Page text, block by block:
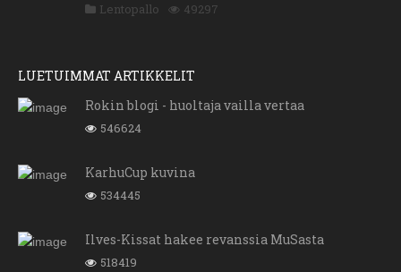
Lentopallo 49297
LUETUIMMAT ARTIKKELIT
Rokin blogi - huoltaja vailla vertaa
546624
KarhuCup kuvina
534445
Ilves-Kissat hakee revanssia MuSasta
518419